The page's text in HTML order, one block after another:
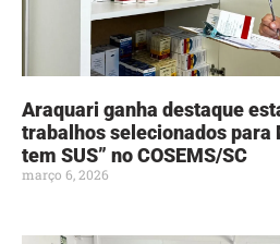
Araquari ganha destaque
trabalhos selecionados para
tem SUS” no COSEMS/SC
março 6, 2026